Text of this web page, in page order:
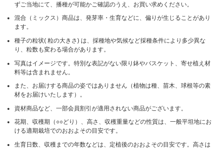
ずご当地にて、播種が可能かご確認のうえ、お買い求めください。
混合（ミックス）商品は、発芽率・生育などに、偏りが生じることがあり
ます。
種子の粒状( 粒の大きさ) は、採種地や気候など採種条件により多少異な
り、粒数も変わる場合があります。
写真はイメージです。特別な表記がない限り鉢やバスケット、寄せ植え材
料等は含まれません。
また、お届けする商品の姿ではありません（植物は種、苗木、球根等の素
材をお届けいたします）。
資材商品など、一部会員割引が適用されない商品がございます。
花期、収穫期（○○どり）、高さ、収穫重量などの性質は、一般平坦地にお
ける適期栽培でのおおよその目安です。
生育日数、収穫までの年数などは、定植後のおおよその目安です。高さは